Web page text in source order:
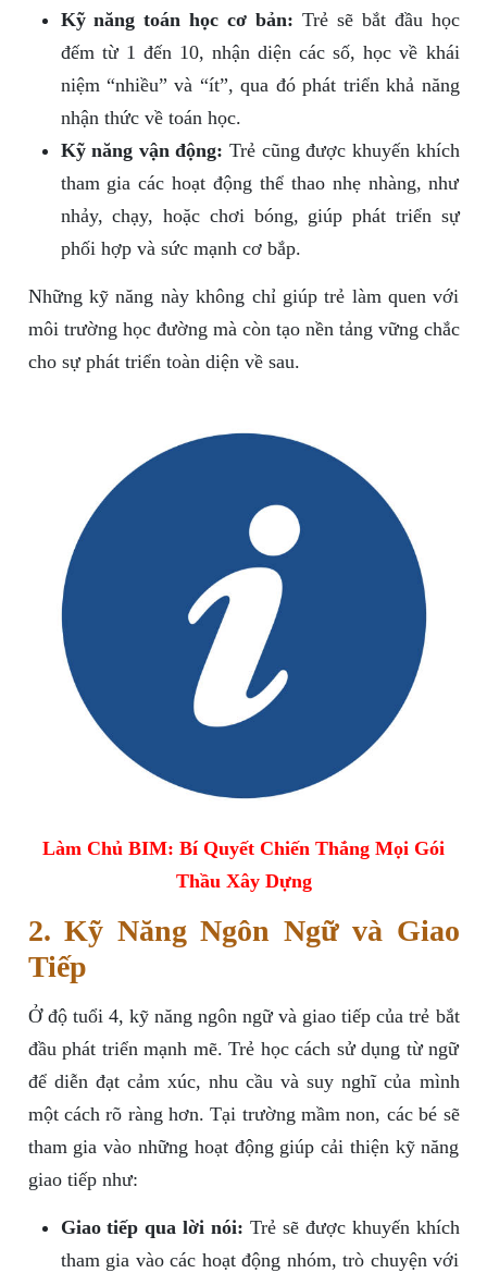
Kỹ năng toán học cơ bản: Trẻ sẽ bắt đầu học
đếm từ 1 đến 10, nhận diện các số, học về khái
niệm “nhiều” và “ít”, qua đó phát triển khả năng
nhận thức về toán học.
Kỹ năng vận động: Trẻ cũng được khuyến khích
tham gia các hoạt động thể thao nhẹ nhàng, như
nhảy, chạy, hoặc chơi bóng, giúp phát triển sự
phối hợp và sức mạnh cơ bắp.
Những kỹ năng này không chỉ giúp trẻ làm quen với
môi trường học đường mà còn tạo nền tảng vững chắc
cho sự phát triển toàn diện về sau.
Làm Chủ BIM: Bí Quyết Chiến Thắng Mọi Gói
Thầu Xây Dựng
2. Kỹ Năng Ngôn Ngữ và Giao
Tiếp
Ở độ tuổi 4, kỹ năng ngôn ngữ và giao tiếp của trẻ bắt
đầu phát triển mạnh mẽ. Trẻ học cách sử dụng từ ngữ
để diễn đạt cảm xúc, nhu cầu và suy nghĩ của mình
một cách rõ ràng hơn. Tại trường mầm non, các bé sẽ
tham gia vào những hoạt động giúp cải thiện kỹ năng
giao tiếp như:
Giao tiếp qua lời nói: Trẻ sẽ được khuyến khích
tham gia vào các hoạt động nhóm, trò chuyện với